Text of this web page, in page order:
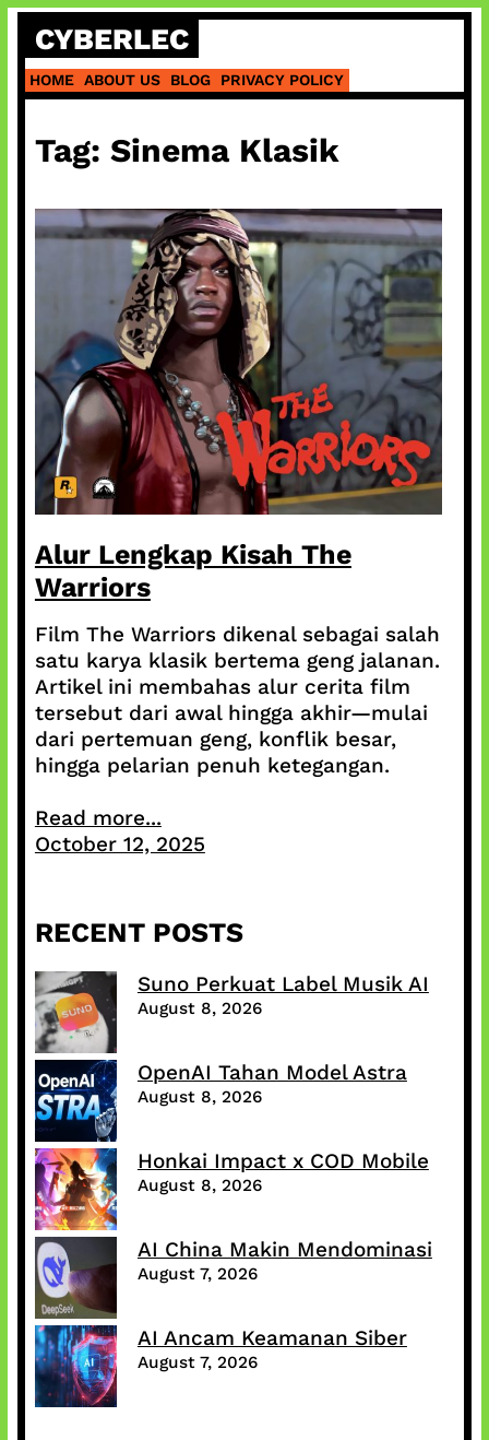
Skip
content
CYBERLEC
HOME ABOUT US BLOG PRIVACY POLICY
Tag: Sinema Klasik
Alur Lengkap Kisah The
Warriors
Film The Warriors dikenal sebagai salah
satu karya klasik bertema geng jalanan.
Artikel ini membahas alur cerita film
tersebut dari awal hingga akhir—mulai
dari pertemuan geng, konflik besar,
hingga pelarian penuh ketegangan.
Read more...
October 12, 2025
RECENT POSTS
Suno Perkuat Label Musik AI
August 8, 2026
OpenAI Tahan Model Astra
August 8, 2026
Honkai Impact x COD Mobile
August 8, 2026
AI China Makin Mendominasi
August 7, 2026
AI Ancam Keamanan Siber
August 7, 2026